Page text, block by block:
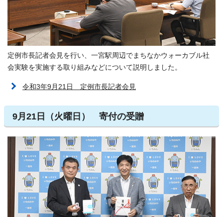
定例市長記者会見を行い、一宮駅周辺でまちなかウォーカブル社
会実験を実施する取り組みなどについて説明しました。
令和3年9月21日 定例市長記者会見
9月21日（火曜日） 寄付の受贈